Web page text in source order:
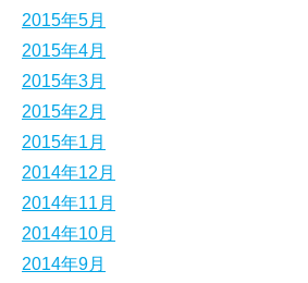
2015年5月
2015年4月
2015年3月
2015年2月
2015年1月
2014年12月
2014年11月
2014年10月
2014年9月